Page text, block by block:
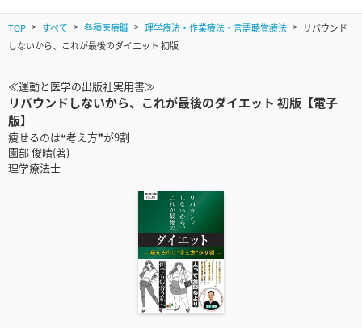
TOP すべて 各種医療職 理学療法・作業療法・言語聴覚療法
リバウンド
しないから、これが最後のダイエット 初版
≪運動と医学の出版社実用書≫
リバウンドしないから、これが最後のダイエット 初版【電子
版】
痩せるのは❝考え方❞が9割
園部 俊晴(著)
理学療法士